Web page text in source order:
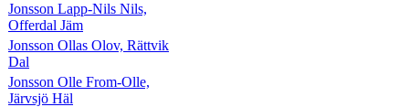
Jonsson Lapp-Nils Nils,
Offerdal Jäm
Jonsson Ollas Olov, Rättvik
Dal
Jonsson Olle From-Olle,
Järvsjö Häl